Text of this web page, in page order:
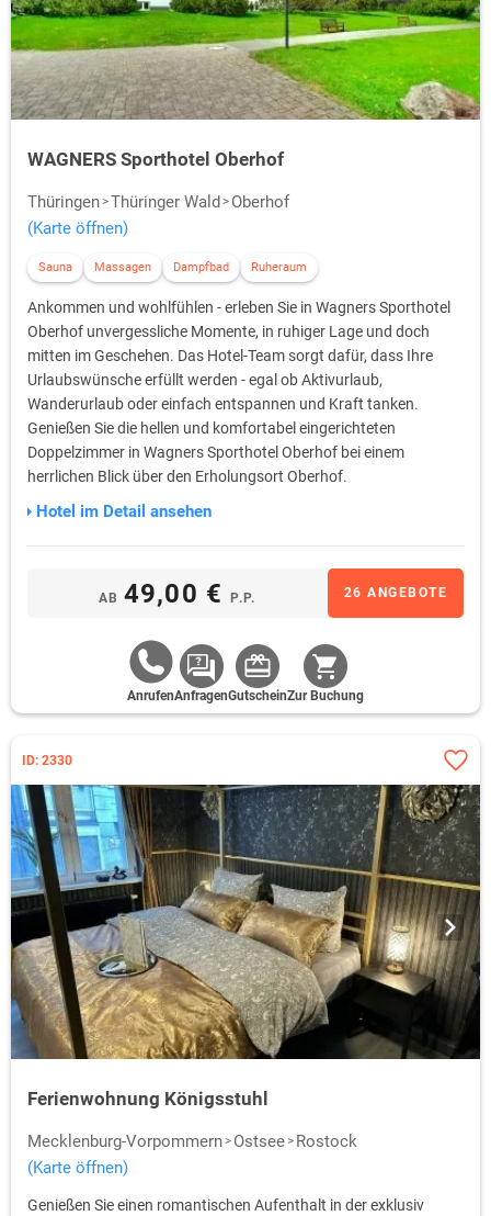
Kochnische sowie eine oder mehrere Schlafstätten.Darüber hinaus
können Kamin, Sauna oderWhirlpool im Ferienhausintegriert sein.
Luxus Ferienhäuser
Ein Bootssteg ist in Ferienhäusern am See häufig angelegt. In der
Geschirrspüler, Wäschetrockner sowie Küchengeräte wie Mikrowelle,
und Bettwäsche wird für Gewöhnlich gegen eine geringe Gebühr zur
Verfügung gestellt, die vor Buchung des Ferienhauses eigens
Balkon/Terrasse oder eine eigene Gartenanlage verfügen.
WAGNERS Sporthotel Oberhof
Thüringen Thüringer Wald
Oberhof
(Karte öffnen)
Sauna Massagen Dampfbad Ruheraum
Ankommen und wohlfühlen - erleben Sie in Wagners Sporthotel
Oberhof unvergessliche Momente, in ruhiger Lage und doch
mitten im Geschehen. Das Hotel-Team sorgt dafür, dass Ihre
Urlaubswünsche erfüllt werden - egal ob Aktivurlaub,
Wanderurlaub oder einfach entspannen und Kraft tanken.
Genießen Sie die hellen und komfortabel eingerichteten
Doppelzimmer in Wagners Sporthotel Oberhof bei einem
herrlichen Blick über den Erholungsort Oberhof.
Hotel im Detail ansehen
AB 49,00 €P.P. 26 ANGEBOTE
AnrufenAnfragenGutscheinZur Buchung
ID: 2330
Ferienwohnung Königsstuhl
Mecklenburg-Vorpommern Ostsee
Rostock
(Karte öffnen)
Genießen Sie einen romantischen Aufenthalt in der exklusiv